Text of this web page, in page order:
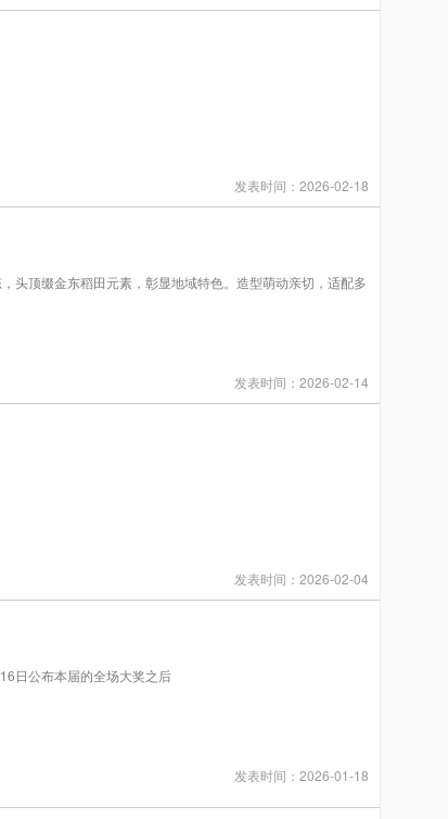
发表时间：2026-02-18
头顶缀金东稻田元素，彰显地域特色。造型萌动亲切，适配多
发表时间：2026-02-14
发表时间：2026-02-04
日公布本届的全场大奖之后
发表时间：2026-01-18